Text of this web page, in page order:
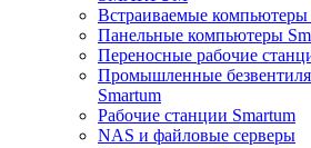
Встраиваемые компьютеры
Панельные компьютеры
Переносные рабочие
Промышленные
Smartum
Рабочие станции Smartum
NAS и файловые серверы